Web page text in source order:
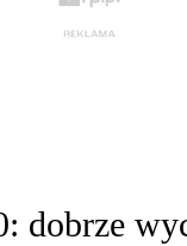
dobrze